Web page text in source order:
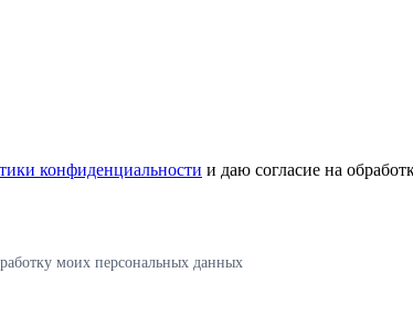
конфиденциальности и даю согласие на
моих персональных данных